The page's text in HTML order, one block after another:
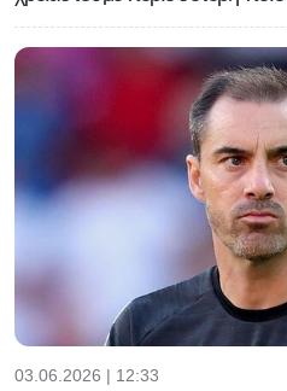
03.06.2026 | 12:33